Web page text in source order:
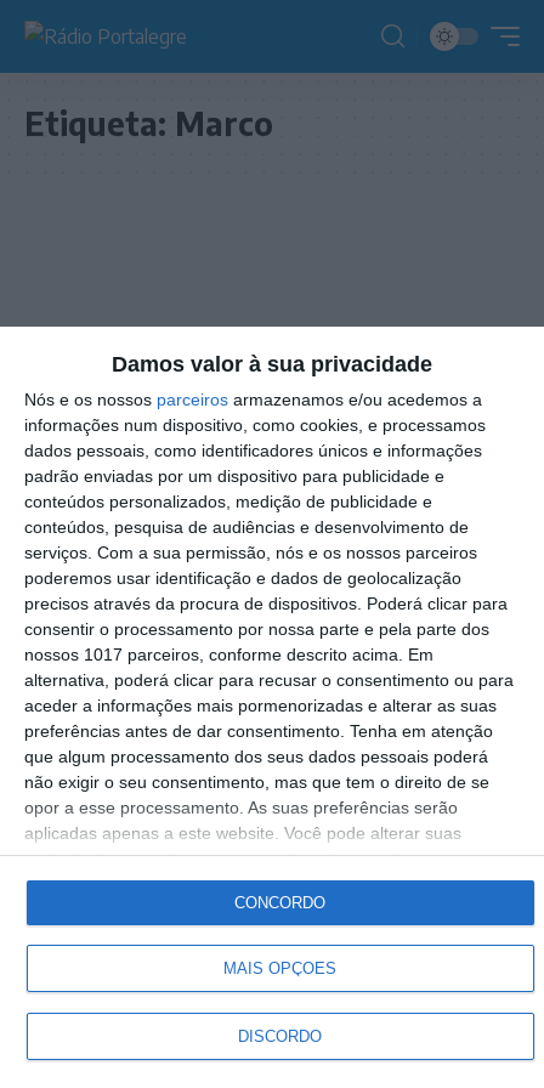
Damos valor à sua privacidade
Nós e os nossos parceiros armazenamos e/ou acedemos a
informações num dispositivo, como cookies, e processamos
dados pessoais, como identificadores únicos e informações
padrão enviadas por um dispositivo para publicidade e
conteúdos personalizados, medição de publicidade e
conteúdos, pesquisa de audiências e desenvolvimento de
serviços. Com a sua permissão, nós e os nossos parceiros
poderemos usar identificação e dados de geolocalização
precisos através da procura de dispositivos. Poderá clicar para
consentir o processamento por nossa parte e pela parte dos
nossos 1017 parceiros, conforme descrito acima. Em
alternativa, poderá clicar para recusar o consentimento ou para
aceder a informações mais pormenorizadas e alterar as suas
preferências antes de dar consentimento. Tenha em atenção
que algum processamento dos seus dados pessoais poderá
não exigir o seu consentimento, mas que tem o direito de se
opor a esse processamento. As suas preferências serão
aplicadas apenas a este website. Você pode alterar suas
preferências ou retirar seu consentimento a qualquer momento
voltando a este site e clicando no botão "Privacidade" na parte
MAIS OPÇÕES
DISCORDO
CONCORDO
Etiqueta: Marco
NOTÍCIAS
Trail do Sport Arronches e Benfica bate
recorde com mais de 480 participantes
Gabriel Nunes15-03-2026
Siga-nos
© Rádio Portalegre 2026 • Todos os direitos reservados